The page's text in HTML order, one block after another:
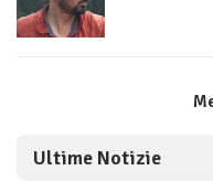
Ultime Notizie